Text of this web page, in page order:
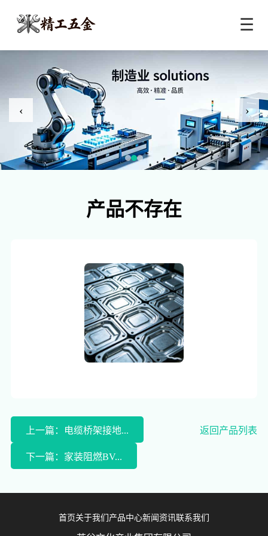
☰
‹ ›
产品不存在
上一篇：电缆桥架接地... 返回产品列表
下一篇：家装阻燃BV...
首页 关于我们 产品中心新闻资讯联系我们